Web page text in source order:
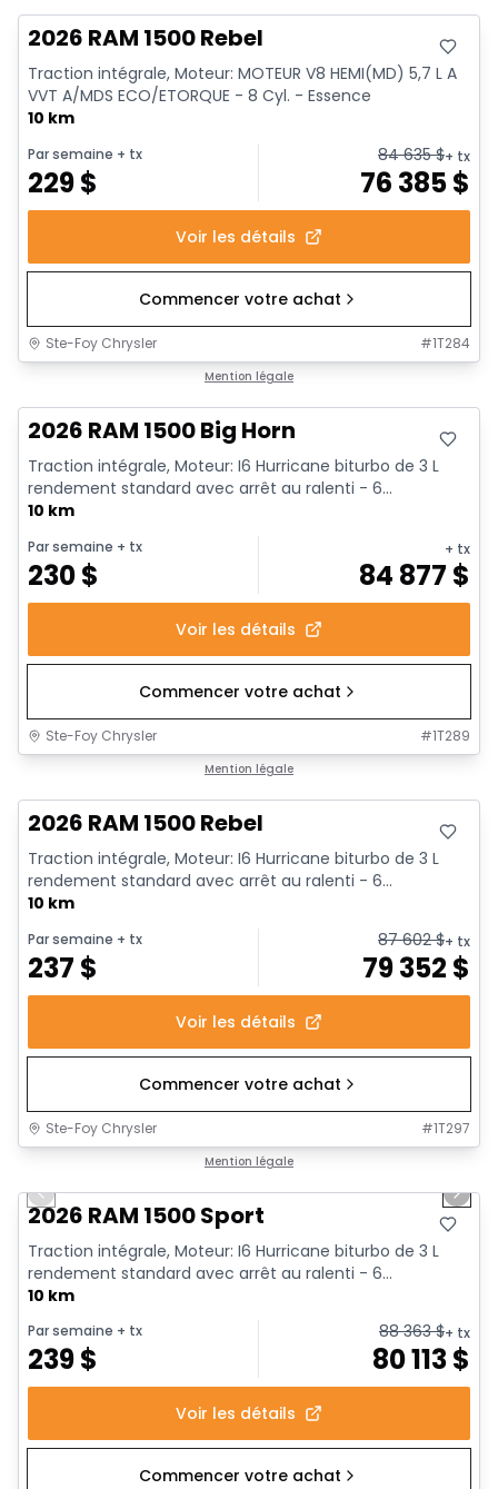
2026 RAM 1500 Rebel
Traction intégrale, Moteur: MOTEUR V8 HEMI(MD) 5,7 L A
VVT A/MDS ECO/ETORQUE - 8 Cyl. - Essence
10 km
Par semaine + tx
229$
84 635$+ tx
76 385$
Voir les détails
Commencer votre achat
Ste-Foy Chrysler #1T284
Mention légale
2026 RAM 1500 Big Horn
Traction intégrale, Moteur: I6 Hurricane biturbo de 3 L
rendement standard avec arrêt au ralenti - 6...
10 km
Par semaine + tx
230$
+ tx
84 877 $
Voir les détails
Commencer votre achat
Ste-Foy Chrysler #1T289
Mention légale
2026 RAM 1500 Rebel
Traction intégrale, Moteur: I6 Hurricane biturbo de 3 L
rendement standard avec arrêt au ralenti - 6...
10 km
Par semaine + tx
237 $
87 602$+ tx
79 352 $
Voir les détails
Commencer votre achat
Ste-Foy Chrysler #1T297
Mention légale
Previous slide Next
2026 RAM 1500 Sport
Traction intégrale, Moteur: I6 Hurricane biturbo de 3 L
rendement standard avec arrêt au ralenti - 6...
10 km
Par semaine + tx
239$
88 363$+ tx
80 113$
Voir les détails
Commencer votre achat